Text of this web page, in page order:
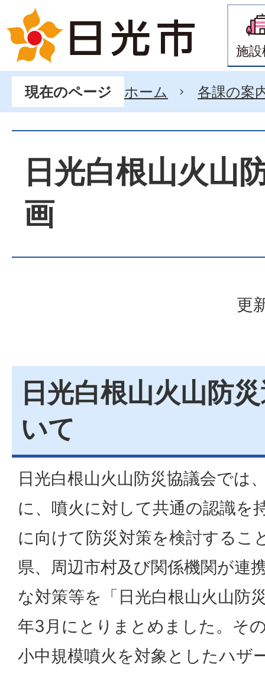
施
現在のページ ホーム 各課の案
日光白根山火山
画
更
日光白根山火山防
いて
日光白根山火山防災協議会では
に、噴火に対して共通の認識を
に向けて防災対策を検討するこ
県、周辺市村及び関係機関が連
な対策等を「日光白根山火山防
年3月にとりまとめました。そ
小中規模噴火を対象としたハザ